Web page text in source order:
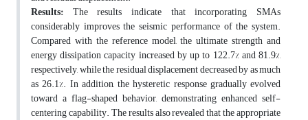
Results: The results indicate that incorporating SMAs
considerably improves the seismic performance of the system.
Compared with the reference model, the ultimate strength and
energy dissipation capacity increased by up to 122.7% and 81.9%,
respectively, while the residual displacement decreased by as much
as 26.1%. In addition, the hysteretic response gradually evolved
toward a flag-shaped behavior, demonstrating enhanced self-
centering capability. The results also revealed that the appropriate